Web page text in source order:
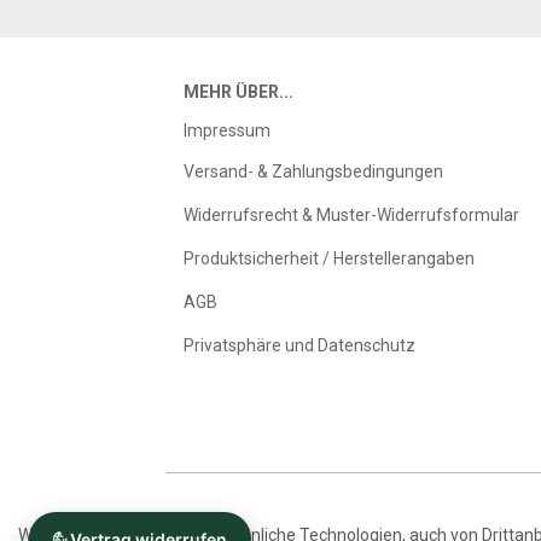
Wir verwenden Cookies und ähnliche Technologien, auch von
MEHR ÜBER...
Impressum
Versand- & Zahlungsbedingungen
Widerrufsrecht & Muster-Widerrufsformular
Produktsicherheit / Herstellerangaben
AGB
Privatsphäre und Datenschutz